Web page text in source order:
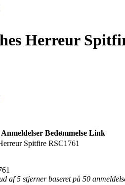
Herreur
Anmeldelser Bedømmelse Link
Spitfire RSC1761
af 5 stjerner baseret på 50